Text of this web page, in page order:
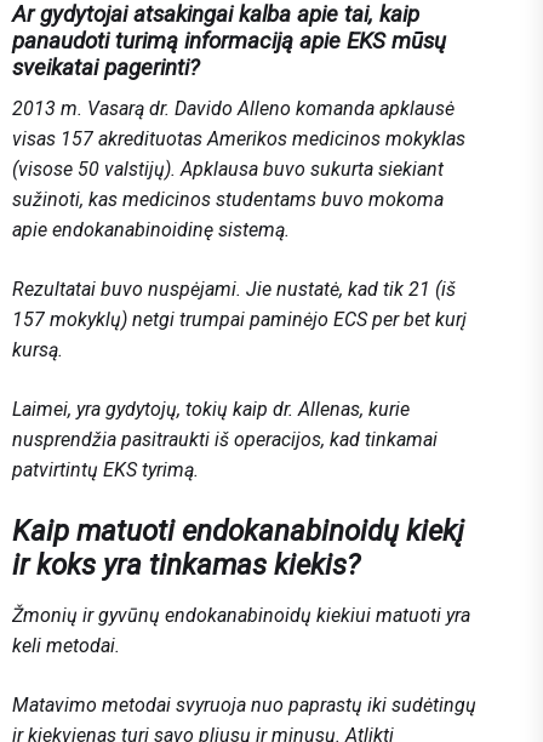
Ar gydytojai atsakingai kalba apie tai, kaip
panaudoti turimą informaciją apie EKS mūsų
sveikatai pagerinti?
2013 m. Vasarą dr. Davido Alleno komanda apklausė
visas 157 akredituotas Amerikos medicinos mokyklas
(visose 50 valstijų). Apklausa buvo sukurta siekiant
sužinoti, kas medicinos studentams buvo mokoma
apie endokanabinoidinę sistemą.
Rezultatai buvo nuspėjami. Jie nustatė, kad tik 21 (iš
157 mokyklų) netgi trumpai paminėjo ECS per bet kurį
kursą.
Laimei, yra gydytojų, tokių kaip dr. Allenas, kurie
nusprendžia pasitraukti iš operacijos, kad tinkamai
patvirtintų EKS tyrimą.
Kaip matuoti endokanabinoidų kiekį
ir koks yra tinkamas kiekis?
Žmonių ir gyvūnų endokanabinoidų kiekiui matuoti yra
keli metodai.
Matavimo metodai svyruoja nuo paprastų iki sudėtingų
ir kiekvienas turi savo pliusų ir minusų. Atlikti